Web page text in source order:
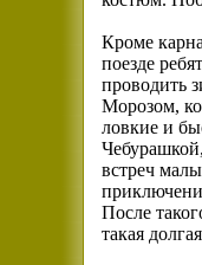
Кроме
поезде
проводить
Морозом,
ловкие и
встреч
После
такая